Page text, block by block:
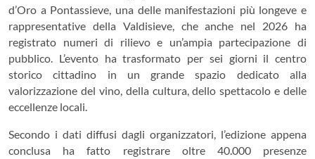
d’Oro a Pontassieve, una delle manifestazioni più longeve e
rappresentative della Valdisieve, che anche nel 2026 ha
registrato numeri di rilievo e un’ampia partecipazione di
pubblico. L’evento ha trasformato per sei giorni il centro
storico cittadino in un grande spazio dedicato alla
valorizzazione del vino, della cultura, dello spettacolo e delle
eccellenze locali.
Secondo i dati diffusi dagli organizzatori, l’edizione appena
conclusa ha fatto registrare oltre 40.000 presenze